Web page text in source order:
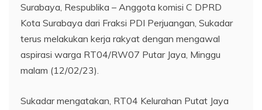
Surabaya, Respublika – Anggota komisi C DPRD
Kota Surabaya dari Fraksi PDI Perjuangan, Sukadar
terus melakukan kerja rakyat dengan mengawal
aspirasi warga RT04/RW07 Putar Jaya, Minggu
malam (12/02/23).
Sukadar mengatakan, RT04 Kelurahan Putat Jaya